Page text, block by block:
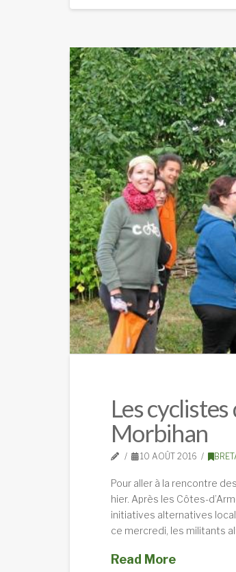
Les
Morbihan
10 AOÛT 2016
Pour aller à la rencontre
hier. Après les Côtes-
initiatives alternatives
ce mercredi, les militants
Read More